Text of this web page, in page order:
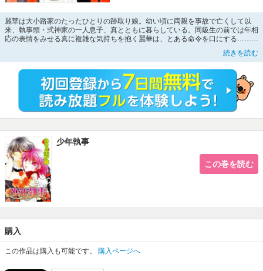
麗華は大小路家のたったひとりの跡取り娘。幼い頃に両親を事故で亡くして以
来、執事頭・式神家の一人息子、真とともに暮らしている。同級生の前では年相
応の表情をみせる真に複雑な気持ちを抱く麗華は、とある命令を口にする……
「私とHしなさい」--気高いお嬢様×年下少年執事のイケナイ主従ラブ。
続きを読む
少年執事
この巻を読む
購入
この作品は購入も可能です。 購入ページへ